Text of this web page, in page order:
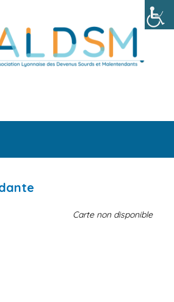
Carte non disponible